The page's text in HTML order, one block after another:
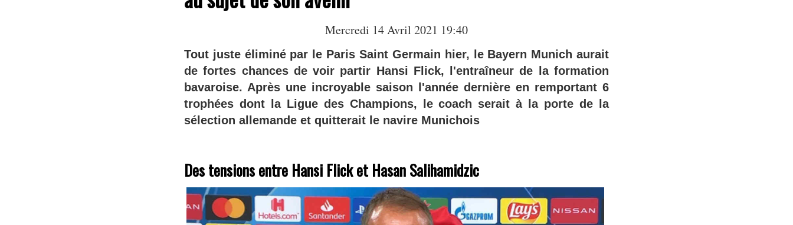
Mercredi 14 Avril 2021 19:40
Tout juste éliminé par le Paris Saint Germain hier, le Bayern Munich aurait
de fortes chances de voir partir Hansi Flick, l'entraîneur de la formation
bavaroise. Après une incroyable saison l'année dernière en remportant 6
trophées dont la Ligue des Champions, le coach serait à la porte de la
sélection allemande et quitterait le navire Munichois
Des tensions entre Hansi Flick et Hasan Salihamidzic